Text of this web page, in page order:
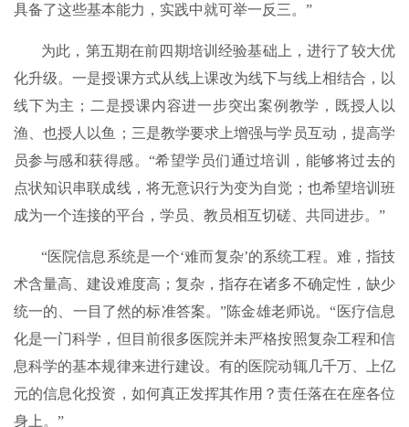
具备了这些基本能力，实践中就可举一反三。”
为此，第五期在前四期培训经验基础上，进行了较大优
化升级。一是授课方式从线上课改为线下与线上相结合，以
线下为主；二是授课内容进一步突出案例教学，既授人以
渔、也授人以鱼；三是教学要求上增强与学员互动，提高学
员参与感和获得感。“希望学员们通过培训，能够将过去的
点状知识串联成线，将无意识行为变为自觉；也希望培训班
成为一个连接的平台，学员、教员相互切磋、共同进步。”
“医院信息系统是一个‘难而复杂’的系统工程。难，指技
术含量高、建设难度高；复杂，指存在诸多不确定性，缺少
统一的、一目了然的标准答案。”陈金雄老师说。“医疗信息
化是一门科学，但目前很多医院并未严格按照复杂工程和信
息科学的基本规律来进行建设。有的医院动辄几千万、上亿
元的信息化投资，如何真正发挥其作用？责任落在在座各位
身上。”